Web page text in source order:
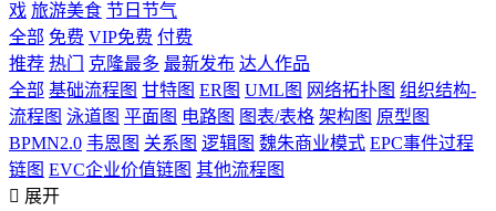
戏 旅游美食 节日节气
全部 免费 VIP免费 付费
推荐 热门 克隆最多 最新发布 达人作品
全部 基础流程图 甘特图 ER图 UML图 网络拓扑图 组织结构-
流程图 泳道图 平面图 电路图 图表/表格 架构图 原型图
BPMN2.0 韦恩图 关系图 逻辑图 魏朱商业模式 EPC事件过程
链图 EVC企业价值链图 其他流程图
 展开